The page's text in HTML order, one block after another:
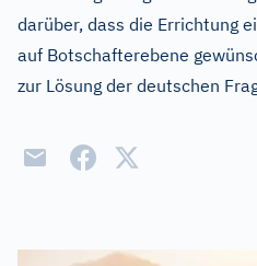
darüber, dass die Errichtung
auf Botschafterebene
zur Lösung der deutschen